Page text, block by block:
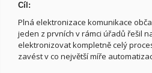
Cíl:
Plná elektronizace komunikace
jeden z prvních v rámci úřadů řešil
elektronizovat kompletně celý
zavést v co největší míře